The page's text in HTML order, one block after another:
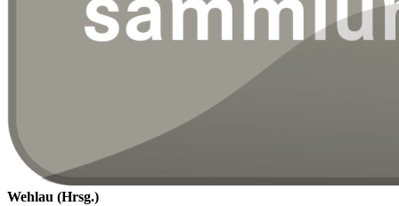
Wehlau (Hrsg.)